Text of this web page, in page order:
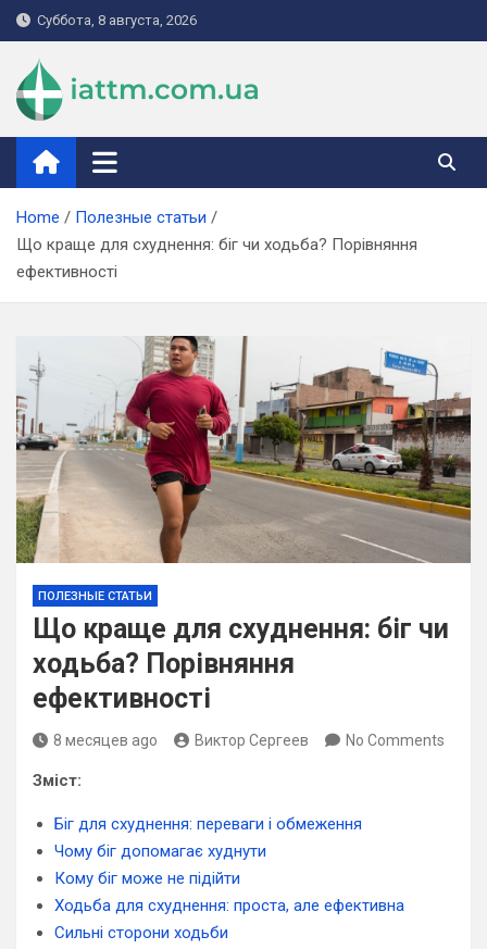
Skip
to
content
Суббота, 8 августа, 2026
iattm.com.ua
Home
Полезные статьи
Що краще для схуднення: біг чи ходьба? Порівняння
ефективності
ПОЛЕЗНЫЕ СТАТЬИ
Що краще для схуднення: біг чи
ходьба? Порівняння
ефективності
8 месяцев ago Виктор Сергеев No Comments
Зміст:
Біг для схуднення: переваги і обмеження
Чому біг допомагає худнути
Кому біг може не підійти
Ходьба для схуднення: проста, але ефективна
Сильні сторони ходьби